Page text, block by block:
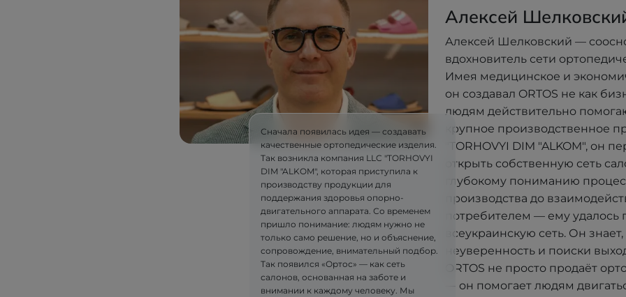
Сначала появилась идея — создавать
качественные ортопедические изделия.
Так возникла компания LLC "TORHOVYI
DIM "ALKOM", которая приступила к
производству продукции для
поддержания здоровья опорно-
двигательного аппарата. Со временем
пришло понимание: людям нужно не
только само решение, но и объяснение,
сопровождение, внимательный подбор.
Так появился «Ортос» — как сеть
салонов, основанная на заботе и
внимании к каждому человеку. Мы
Алексей
Алексей Шелковский —
вдохновитель сети
Имея медицинское и
он создавал ORTOS не как
людям действительно
крупное производственное
"TORHOVYI DIM "ALKOM", он
открыть собственную сеть
глубокому пониманию
производства до
потребителем — ему удалось
всеукраинскую сеть. Он
неуверенность и поиски
ORTOS не просто продаёт
— он помогает людям